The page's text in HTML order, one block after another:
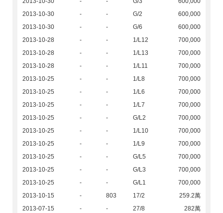
2013-10-30
- - G/2
600,000
2013-10-30
- - G/6
600,000
2013-10-28
- - 1/L12
700,000
2013-10-28
- - 1/L13
700,000
2013-10-28
- - 1/L11
700,000
2013-10-25
- - 1/L8
700,000
2013-10-25
- - 1/L6
700,000
2013-10-25
- - 1/L7
700,000
2013-10-25
- - G/L2
700,000
2013-10-25
- - 1/L10
700,000
2013-10-25
- - 1/L9
700,000
2013-10-25
- - G/L5
700,000
2013-10-25
- - G/L3
700,000
2013-10-25
- - G/L1
700,000
2013-10-15
- 803 17/2
259.2萬
2013-07-15
- - 27/8
282萬